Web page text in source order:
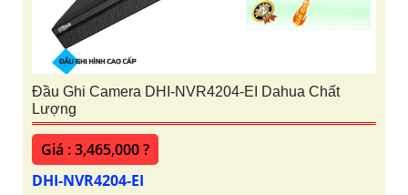
Đầu Ghi Camera DHI-NVR4204-EI Dahua Chất
Lượng
Giá : 3,465,000 ?
DHI-NVR4204-EI